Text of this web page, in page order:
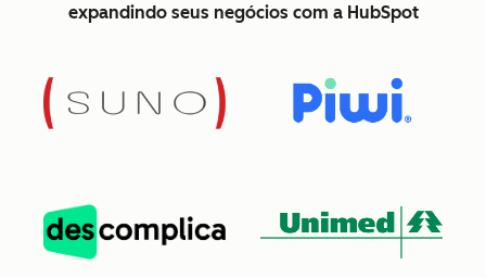
expandindo seus negócios com a HubSpot